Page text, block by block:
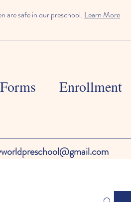
are safe in our preschool. Learn More
Forms Enrollment